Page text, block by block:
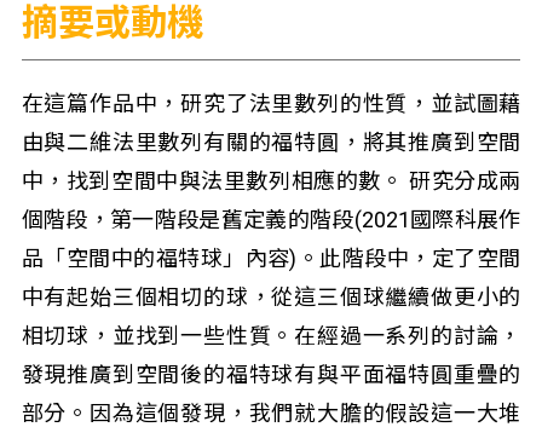
摘要或動機
在這篇作品中，研究了法里數列的性質，並試圖藉
由與二維法里數列有關的福特圓，將其推廣到空間
中，找到空間中與法里數列相應的數。 研究分成兩
個階段，第一階段是舊定義的階段(2021國際科展作
品「空間中的福特球」內容)。此階段中，定了空間
中有起始三個相切的球，從這三個球繼續做更小的
相切球，並找到一些性質。在經過一系列的討論，
發現推廣到空間後的福特球有與平面福特圓重疊的
部分。因為這個發現，我們就大膽的假設這一大堆